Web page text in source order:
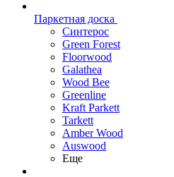
Паркетная доска
Синтерос
Green Forest
Floorwood
Galathea
Wood Bee
Greenline
Kraft Parkett
Tarkett
Amber Wood
Auswood
Еще